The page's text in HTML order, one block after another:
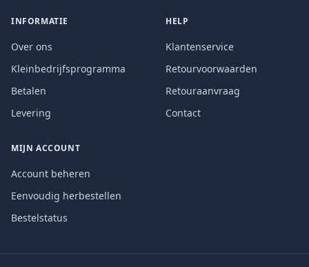
INFORMATIE
Over ons
Kleinbedrijfsprogramma
Betalen
Levering
HELP
Klantenservice
Retourvoorwaarden
Retouraanvraag
Contact
MIJN ACCOUNT
Account beheren
Eenvoudig herbestellen
Bestelstatus